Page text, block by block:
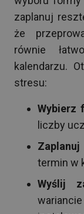
zaplanuj
że
równie
kalendarzu.
stresu:
Wybierz
liczby
termin w
Wyślij